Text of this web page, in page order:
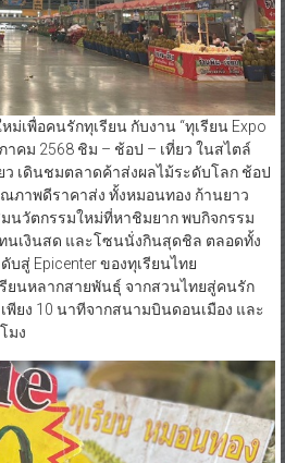
เพื่อคนรักทุเรียน กับงาน “ทุเรียน Expo
าคม 2568 ชิม – ช้อป – เที่ยว ในสไตล์
ว เดินชมตลาดค้าส่งผลไม้ระดับโลก ช้อป
ภาพดีราคาส่ง ทั้งหมอนทอง ก้านยาว
นวัตกรรมใหม่ที่หาชิมยาก พบกิจกรรม
นเงินสด และโซนนั่งกินสุดชิล ตลอดทั้ง
สู่ Epicenter ของทุเรียนไทย
ยนหลากสายพันธุ์ จากสวนไทยสู่คนรัก
พียง 10 นาทีจากสนามบินดอนเมือง และ
มง